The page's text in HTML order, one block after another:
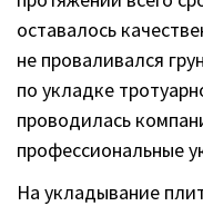
оставалось
не проваливался
по укладке
проводилась
профессиональные
На укладывание